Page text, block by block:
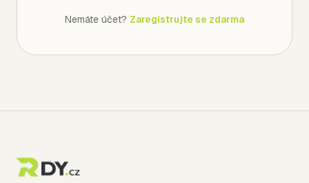
Nemáte účet? Zaregistrujte se zdarma